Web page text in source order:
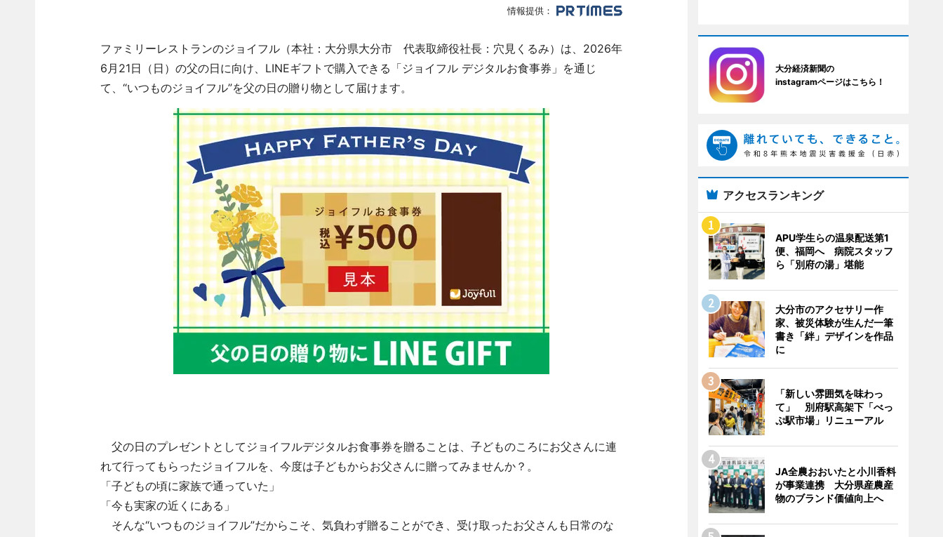
情報提供：
ファミリーレストランのジョイフル（本社：大分県大分市 代表取締役社長：穴見くるみ）は、2026年
6月21日（日）の父の日に向け、LINEギフトで購入できる「ジョイフル デジタルお食事券」を通じ
て、“いつものジョイフル”を父の日の贈り物として届けます。
父の日のプレゼントとしてジョイフルデジタルお食事券を贈ることは、子どものころにお父さんに連
れて行ってもらったジョイフルを、今度は子どもからお父さんに贈ってみませんか？。
「子どもの頃に家族で通っていた」
「今も実家の近くにある」
そんな“いつものジョイフル”だからこそ、気負わず贈ることができ、受け取ったお父さんも日常のな
大分経済新聞の
instagramページはこちら！
アクセスランキング
APU学生らの温泉配送第1
便、福岡へ 病院スタッフ
ら「別府の湯」堪能
大分市のアクセサリー作
家、被災体験が生んだ一筆
書き「絆」デザインを作品
に
「新しい雰囲気を味わっ
て」 別府駅高架下「べっ
ぷ駅市場」リニューアル
JA全農おおいたと小川香料
が事業連携 大分県産農産
物のブランド価値向上へ